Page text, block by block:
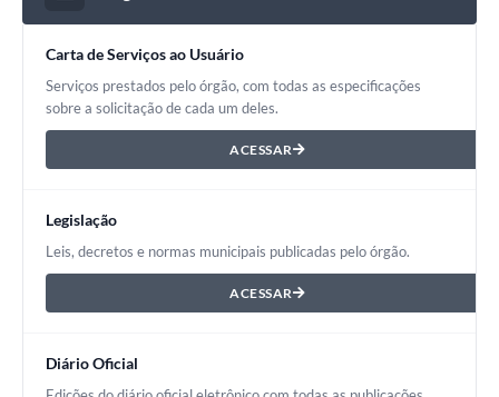
Carta de Serviços ao Usuário
Serviços prestados pelo órgão, com todas as especificações
sobre a solicitação de cada um deles.
ACESSAR
Legislação
Leis, decretos e normas municipais publicadas pelo órgão.
ACESSAR
Diário Oficial